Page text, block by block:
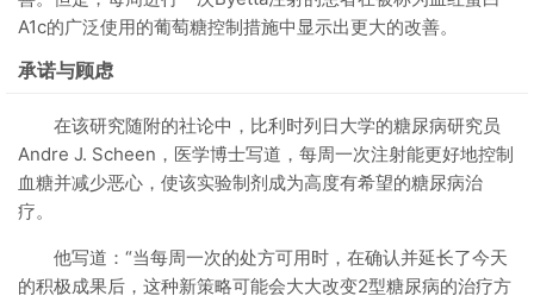
A1c的广泛使用的葡萄糖控制措施中显示出更大的改善。
承诺与顾虑
在该研究随附的社论中，比利时列日大学的糖尿病研究员
Andre J. Scheen，医学博士写道，每周一次注射能更好地控制
血糖并减少恶心，使该实验制剂成为高度有希望的糖尿病治
疗。
他写道：“当每周一次的处方可用时，在确认并延长了今天
的积极成果后，这种新策略可能会大大改变2型糖尿病的治疗方